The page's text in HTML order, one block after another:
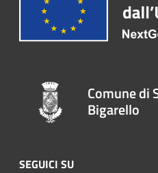
Comune di
Bigarello
SEGUICI SU